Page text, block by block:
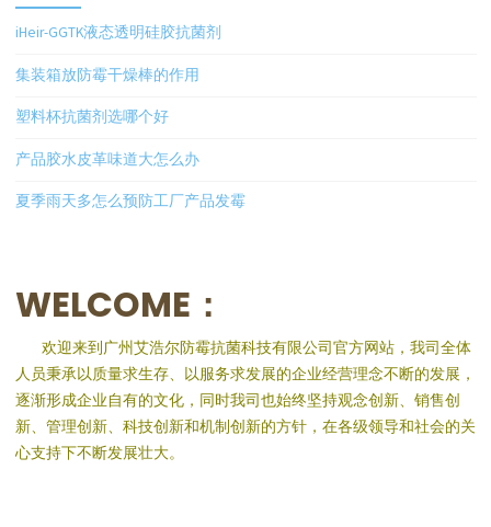
iHeir-GGTK液态透明硅胶抗菌剂
集装箱放防霉干燥棒的作用
塑料杯抗菌剂选哪个好
产品胶水皮革味道大怎么办
夏季雨天多怎么预防工厂产品发霉
WELCOME：
欢迎来到广州艾浩尔防霉抗菌科技有限公司官方网站，我司全体
人员秉承以质量求生存、以服务求发展的企业经营理念不断的发展，
逐渐形成企业自有的文化，同时我司也始终坚持观念创新、销售创
新、管理创新、科技创新和机制创新的方针，在各级领导和社会的关
心支持下不断发展壮大。